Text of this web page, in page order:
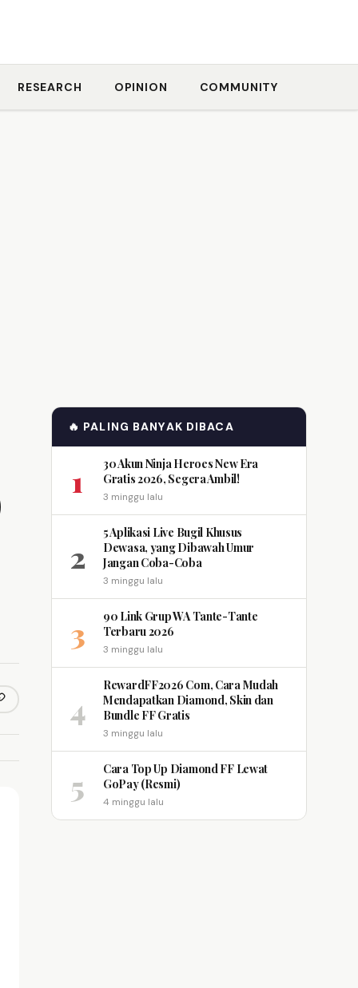
RESEARCH OPINION COMMUNITY
link
🔥 PALING BANYAK DIBACA
1
30 Akun Ninja Heroes New Era
Gratis 2026, Segera Ambil!
3 minggu lalu
2
5 Aplikasi Live Bugil Khusus
Dewasa, yang Dibawah Umur
Jangan Coba-Coba
3 minggu lalu
3
90 Link Grup WA Tante-Tante
Terbaru 2026
3 minggu lalu
4
RewardFF2026 Com, Cara Mudah
Mendapatkan Diamond, Skin dan
Bundle FF Gratis
3 minggu lalu
5
Cara Top Up Diamond FF Lewat
GoPay (Resmi)
4 minggu lalu